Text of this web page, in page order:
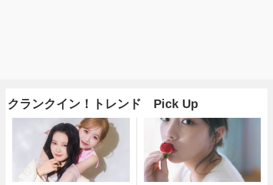
クランクイン！トレンド Pick Up